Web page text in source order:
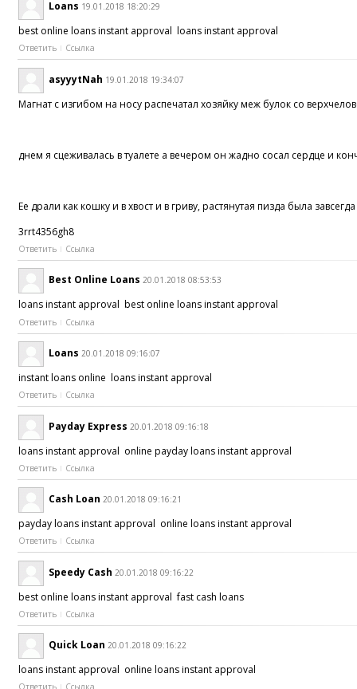
Loans 19.01.2018 18:20:29
best online loans instant approval loans instant approval
Ответить Ссылка
asyyytNah 19.01.2018 19:34:07
Магнат с изгибом на носу распечатал хозяйку меж булок со
днем я сцеживалась в туалете а вечером он жадно сосал сердце и
Ее драли как кошку и в хвост и в гриву, растянутая пизда была
3rrt4356gh8
Ответить Ссылка
Best Online Loans 20.01.2018 08:53:53
loans instant approval best online loans instant approval
Ответить Ссылка
Loans 20.01.2018 09:16:07
instant loans online loans instant approval
Ответить Ссылка
Payday Express 20.01.2018 09:16:18
loans instant approval online payday loans instant approval
Ответить Ссылка
Cash Loan 20.01.2018 09:16:21
payday loans instant approval online loans instant approval
Ответить Ссылка
Speedy Cash 20.01.2018 09:16:22
best online loans instant approval fast cash loans
Ответить Ссылка
Quick Loan 20.01.2018 09:16:22
loans instant approval online loans instant approval